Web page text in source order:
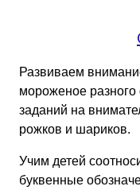
Развиваем
мороженое разного
заданий на
рожков и шариков.
Учим детей
буквенные